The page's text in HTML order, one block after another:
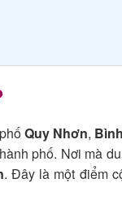
Quy Nhơn,
phố. Nơi mà
. Đây là một điểm